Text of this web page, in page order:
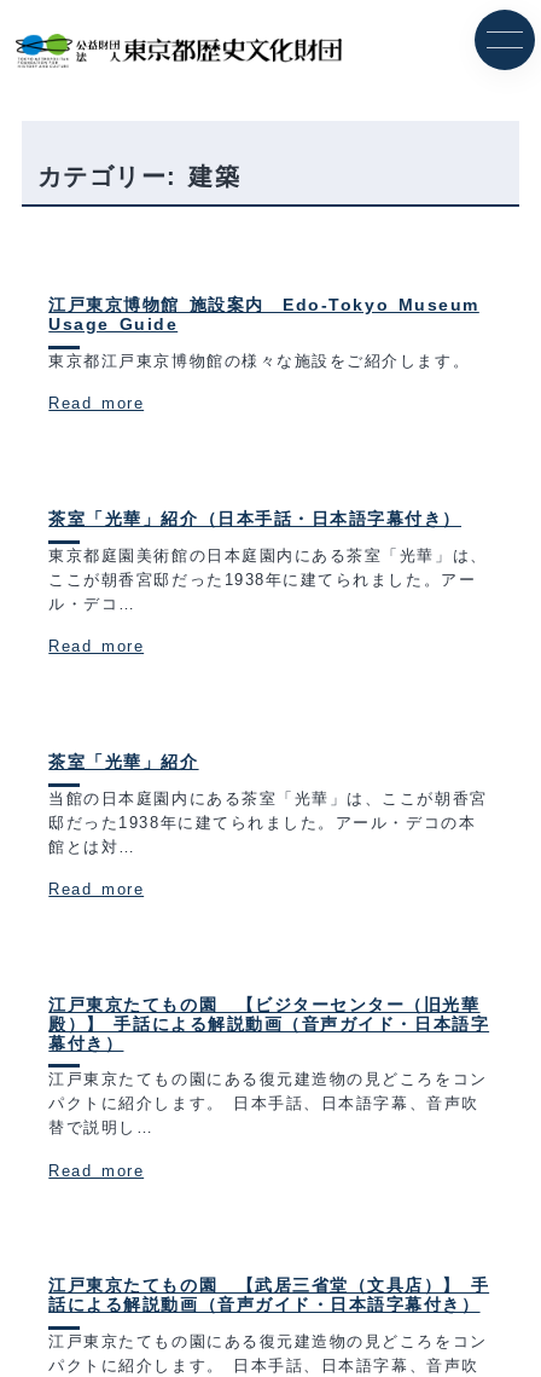
カテゴリー:建築
江戸東京博物館 施設案内 Edo-Tokyo Museum
Usage Guide
東京都江戸東京博物館の様々な施設をご紹介します。
Read more
茶室「光華」紹介（日本手話・日本語字幕付き）
東京都庭園美術館の日本庭園内にある茶室「光華」は、
ここが朝香宮邸だった1938年に建てられました。アー
ル・デコ…
Read more
茶室「光華」紹介
当館の日本庭園内にある茶室「光華」は、ここが朝香宮
邸だった1938年に建てられました。アール・デコの本
館とは対…
Read more
江戸東京たてもの園 【ビジターセンター（旧光華
殿）】 手話による解説動画（音声ガイド・日本語字
幕付き）
江戸東京たてもの園にある復元建造物の見どころをコン
パクトに紹介します。 日本手話、日本語字幕、音声吹
替で説明し…
Read more
江戸東京たてもの園 【武居三省堂（文具店）】 手
話による解説動画（音声ガイド・日本語字幕付き）
江戸東京たてもの園にある復元建造物の見どころをコン
パクトに紹介します。 日本手話、日本語字幕、音声吹